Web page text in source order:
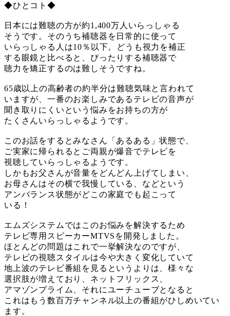
◆ひとコト◆
日本には難聴の方が約1,400万人いらっしゃる
そうです。そのうち補聴器を日常的に使って
いらっしゃる人は10％以下。どうも視力を補正
する眼鏡と比べると、ぴったりする補聴器で
聴力を矯正するのは難しそうですね。
65歳以上の高齢者の約半分は難聴気味と言われて
いますが、一番のお楽しみであるテレビの音声が
聞き取りにくいという悩みをお持ちの方が
たくさんいらっしゃるようです。
このお話をするとみなさん「あるある」状態で、
ご実家に帰られるとご両親が爆音でテレビを
視聴していらっしゃるようです。
しかもお父さんが音量をどんどん上げてしまい、
お母さんはその横で我慢している、などという
アンバランス状態がどこの家庭でも起こって
いる！
エムズシステムではこのお悩みを解決するため
テレビ専用スピーカーMTVSを開発しました。
ほとんどの問題はこれで一挙解決なのですが、
テレビの視聴スタイルは今や大きく変化していて
地上波のテレビ番組を見るというよりは、様々な
選択肢が増えており、ネットフリックス、
アマゾンプライム、それにユーチューブとなると
これはもう数百万チャンネル以上の番組がひしめいてい
ます。